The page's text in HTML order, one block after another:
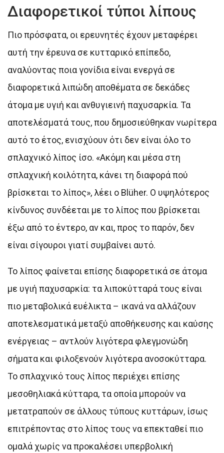
Διαφορετικοί τύποι λίπους
Πιο πρόσφατα, οι ερευνητές έχουν μεταφέρει
αυτή την έρευνα σε κυτταρικό επίπεδο,
αναλύοντας ποια γονίδια είναι ενεργά σε
διαφορετικά λιπώδη αποθέματα σε δεκάδες
άτομα με υγιή και ανθυγιεινή παχυσαρκία. Τα
αποτελέσματά τους, που δημοσιεύθηκαν νωρίτερα
αυτό το έτος, ενισχύουν ότι δεν είναι όλο το
σπλαχνικό λίπος ίσο. «Ακόμη και μέσα στη
σπλαχνική κοιλότητα, κάνει τη διαφορά πού
βρίσκεται το λίπος», λέει ο Blüher. Ο υψηλότερος
κίνδυνος συνδέεται με το λίπος που βρίσκεται
έξω από το έντερο, αν και, προς το παρόν, δεν
είναι σίγουροι γιατί συμβαίνει αυτό.
Το λίπος φαίνεται επίσης διαφορετικά σε άτομα
με υγιή παχυσαρκία: τα λιποκύτταρά τους είναι
πιο μεταβολικά ευέλικτα – ικανά να αλλάζουν
αποτελεσματικά μεταξύ αποθήκευσης και καύσης
ενέργειας – αντλούν λιγότερα φλεγμονώδη
σήματα και φιλοξενούν λιγότερα ανοσοκύτταρα.
Το σπλαχνικό τους λίπος περιέχει επίσης
μεσοθηλιακά κύτταρα, τα οποία μπορούν να
μετατραπούν σε άλλους τύπους κυττάρων, ίσως
επιτρέποντας στο λίπος τους να επεκταθεί πιο
ομαλά χωρίς να προκαλέσει υπερβολική